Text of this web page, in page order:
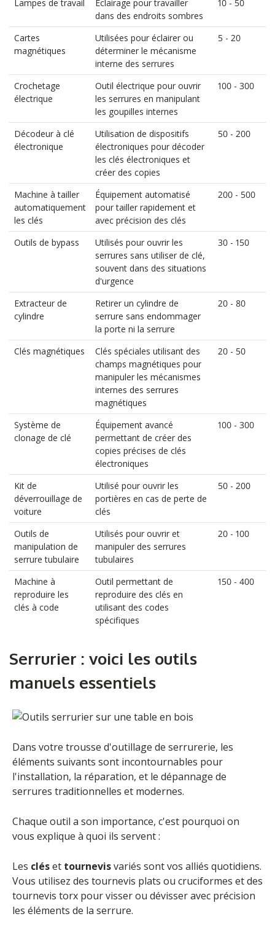
Lampes de travail
Éclairage pour travailler
dans des endroits sombres
10 - 50
Cartes
magnétiques
Utilisées pour éclairer ou
déterminer le mécanisme
interne des serrures
5 - 20
Crochetage
électrique
Outil électrique pour ouvrir
les serrures en manipulant
les goupilles internes
100 - 300
Décodeur à clé
électronique
Utilisation de dispositifs
électroniques pour décoder
les clés électroniques et
créer des copies
50 - 200
Machine à tailler
automatiquement
les clés
Équipement automatisé
pour tailler rapidement et
avec précision des clés
200 - 500
Outils de bypass
Utilisés pour ouvrir les
serrures sans utiliser de clé,
souvent dans des situations
d'urgence
30 - 150
Extracteur de
cylindre
Retirer un cylindre de
serrure sans endommager
la porte ni la serrure
20 - 80
Clés magnétiques
Clés spéciales utilisant des
champs magnétiques pour
manipuler les mécanismes
internes des serrures
magnétiques
20 - 50
Système de
clonage de clé
Équipement avancé
permettant de créer des
copies précises de clés
électroniques
100 - 300
Kit de
déverrouillage de
voiture
Utilisé pour ouvrir les
portières en cas de perte de
clés
50 - 200
Outils de
manipulation de
serrure tubulaire
Utilisés pour ouvrir et
manipuler des serrures
tubulaires
20 - 100
Machine à
reproduire les
clés à code
Outil permettant de
reproduire des clés en
utilisant des codes
spécifiques
150 - 400
Serrurier : voici les outils
manuels essentiels
Dans votre trousse d'outillage de serrurerie, les
éléments suivants sont incontournables pour
l'installation, la réparation, et le dépannage de
serrures traditionnelles et modernes.
Chaque outil a son importance, c'est pourquoi on
vous explique à quoi ils servent :
Les cléset tournevisvariés sont vos alliés quotidiens.
Vous utilisez des tournevis plats ou cruciformes et des
tournevis torx pour visser ou dévisser avec précision
les éléments de la serrure.